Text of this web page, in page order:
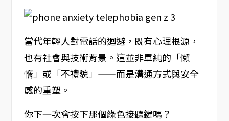
當代年輕人對電話的迴避，既有心理根源，
也有社會與技術背景。這並非單純的「懶
惰」或「不禮貌」——而是溝通方式與安全
感的重塑。
你下一次會按下那個綠色接聽鍵嗎？